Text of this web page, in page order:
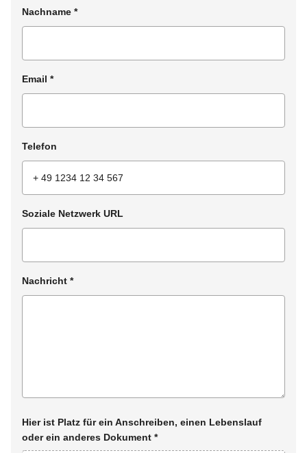
Nachname *
Email *
Telefon
Soziale Netzwerk URL
Nachricht *
Hier ist Platz für ein Anschreiben, einen Lebenslauf
oder ein anderes Dokument *